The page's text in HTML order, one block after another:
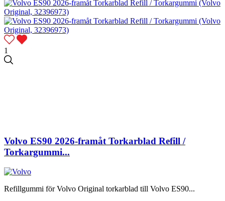
1
Volvo ES90 2026-framåt Torkarblad Refill /
Torkargummi...
Refillgummi för Volvo Original torkarblad till Volvo ES90...